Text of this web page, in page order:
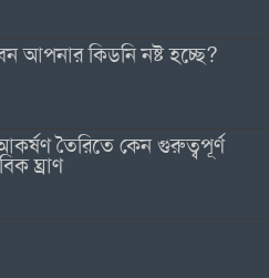
আপনার কিডনি নষ্ট হচ্ছে?
তৈরিতে কেন গুরুত্বপূর্ণ
ঘ্রাণ